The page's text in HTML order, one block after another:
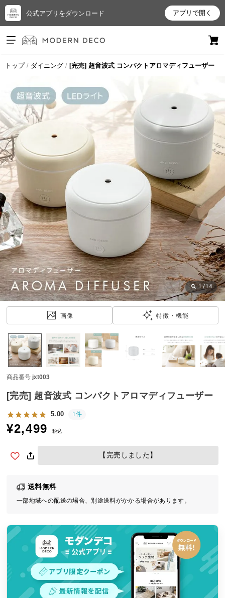
公式アプリをダウンロード アプリで開く
ログイン
新規会員登録
お
気
に
入
り
ア
イ
テ
ム
最
近
チ
ェ
ッ
ク
し
た
ア
ム
特
一
覧
ン
キ
グ
トップ ダイニング [完売] 超音波式 コンパクトアロマディフューザー
1/14
画像 特徴・機能
商品番号 jxt003
[完売] 超音波式 コンパクトアロマディフューザー
5.00 1件
¥2,499 税込
【完売しました】
送料無料
一部地域への配送の場合、別途送料がかかる場合があります。